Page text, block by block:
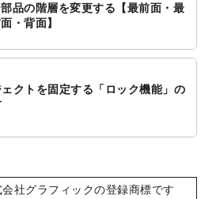
版1月始まりのカレンダーデザイン
ートのチラシデザインテンプレート
のデザインテンプレート
がきのデザインテンプレートを公開
データの解像度
を引き上げまし
品の階層を変更する【最前面・最
・背面】
クトを固定する「ロック機能」の
会社グラフィックの登録商標です